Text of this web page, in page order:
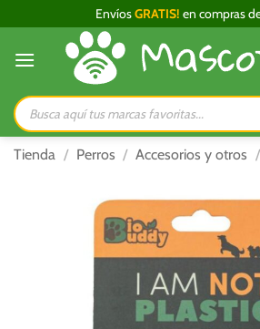
al
contenido
EnvíosGRATIS! en compras
Búsqueda
de
productos
Tienda / Perros / Accesorios y otros /